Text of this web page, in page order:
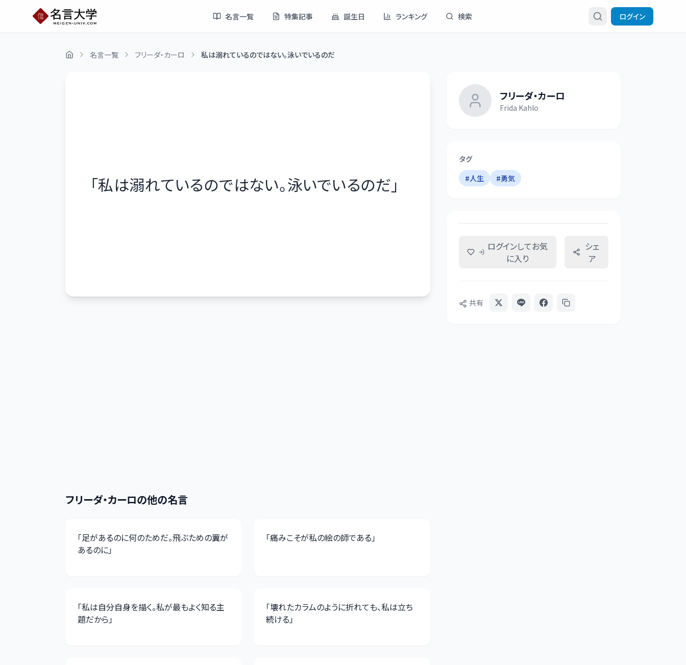
名言一覧 特集記事 誕生日 ランキング 検索 ログイン
名言一覧 フリーダ・カーロ 私は溺れているのではない。泳いでいるのだ
「私は溺れているのではない。泳いでいるのだ 」
フリーダ・カーロ
Frida Kahlo
タグ
#人生 #勇気
ログインしてお気
に入り
シェ
ア
共有
フリーダ・カーロの他の名言
「足があるのに何のためだ。飛ぶための翼が
あるのに」
「痛みこそが私の絵の師である」
「私は自分自身を描く。私が最もよく知る主
題だから」
「壊れたカラムのように折れても、私は立ち
続ける」